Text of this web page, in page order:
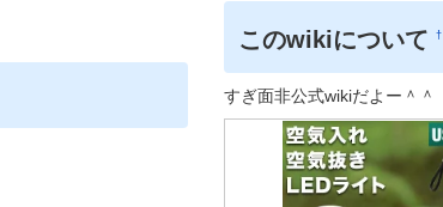
このwikiについて†
すぎ面非公式wikiだよー＾＾